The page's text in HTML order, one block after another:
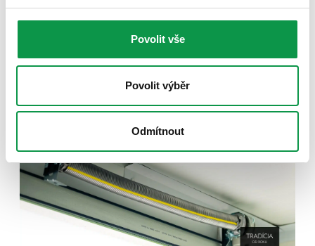
Povolit vše
Povolit výběr
Odmítnout
Ocelové pružiny